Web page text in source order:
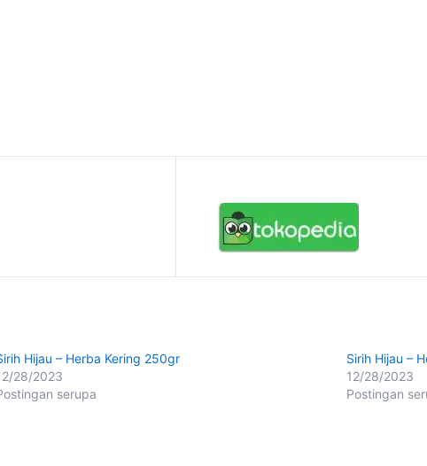
Hijau – Herba Kering 250gr
28/2023
serupa
Sirih Hijau –
12/28/2023
Postingan